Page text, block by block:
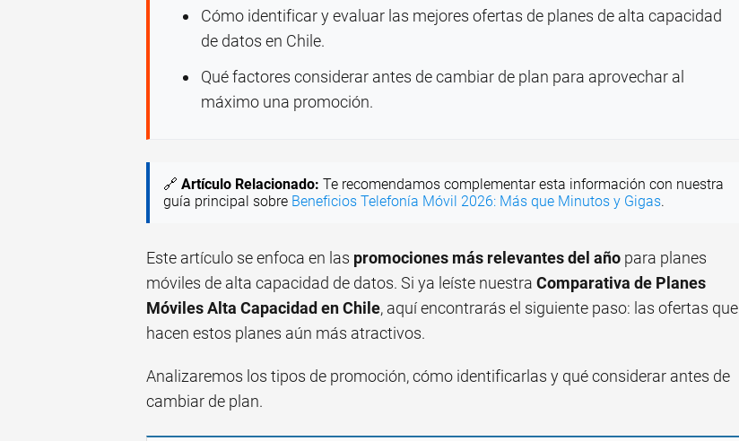
Cómo identificar y evaluar las mejores ofertas de planes de alta capacidad
de datos en Chile.
Qué factores considerar antes de cambiar de plan para aprovechar al
máximo una promoción.
🔗 Artículo Relacionado: Te recomendamos complementar esta información con nuestra
guía principal sobre Beneficios Telefonía Móvil 2026: Más que Minutos y Gigas.
Este artículo se enfoca en las promociones más relevantes del año para planes
móviles de alta capacidad de datos. Si ya leíste nuestra Comparativa de Planes
Móviles Alta Capacidad en Chile, aquí encontrarás el siguiente paso: las ofertas que
hacen estos planes aún más atractivos.
Analizaremos los tipos de promoción, cómo identificarlas y qué considerar antes de
cambiar de plan.